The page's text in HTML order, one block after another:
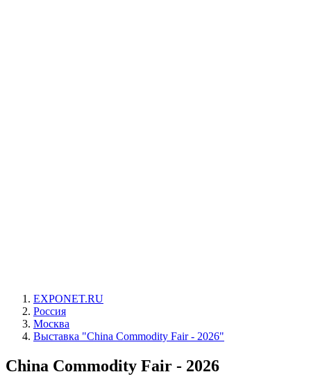
EXPONET.RU
Россия
Москва
Выставка "China Commodity Fair - 2026"
China Commodity Fair - 2026